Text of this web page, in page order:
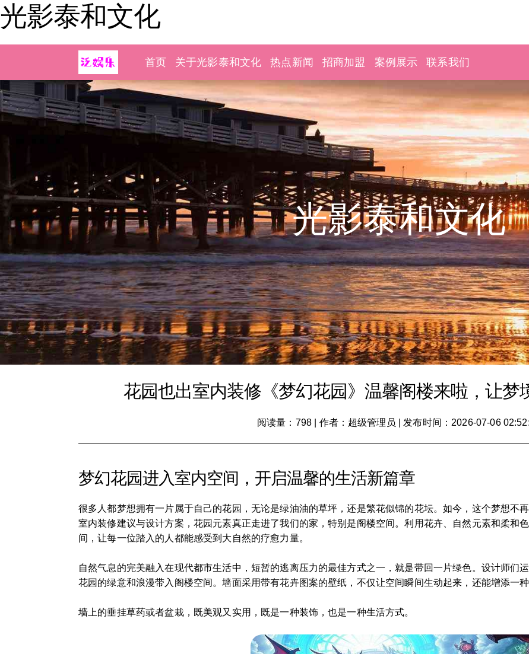
光影泰和文化
首页 关于光影泰和文化 热点新闻 招商加盟 案例展示 联系我们
光影泰和文化
花园也出室内装修《梦幻花园》温馨阁楼来啦，让梦
阅读量：798 作者：超级管理员 发布时间：2026-07-06
梦幻花园进入室内空间，开启温馨的生活新篇章
很多人都梦想拥有一片属于自己的花园，无论是绿油油的草坪，还是繁花似锦的花坛。如今，这个梦想不
室内装修建议与设计方案，花园元素真正走进了我们的家，特别是阁楼空间。利用花卉、自然元素和柔和
间，让每一位踏入的人都能感受到大自然的疗愈力量。
自然气息的完美融入在现代都市生活中，短暂的逃离压力的最佳方式之一，就是带回一片绿色。设计师们
花园的绿意和浪漫带入阁楼空间。墙面采用带有花卉图案的壁纸，不仅让空间瞬间生动起来，还能增添一种
墙上的垂挂草药或者盆栽，既美观又实用，既是一种装饰，也是一种生活方式。